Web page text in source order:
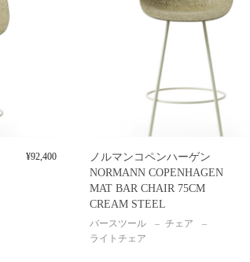
¥92,400
ノルマンコペンハーゲン
NORMANN COPENHAGEN
MAT BAR CHAIR 75CM
CREAM STEEL
バースツール
チェア
ライトチェア